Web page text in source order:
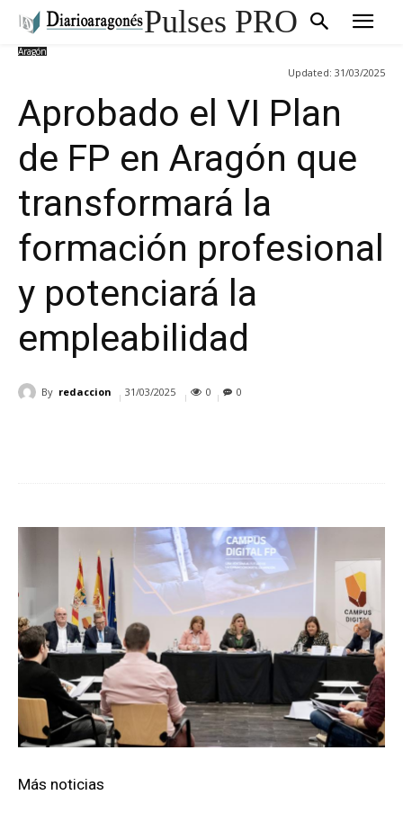
Pulses PRO
Aragón
Updated: 31/03/2025
Aprobado el VI Plan
de FP en Aragón que
transformará la
formación profesional
y potenciará la
empleabilidad
By redaccion 31/03/2025 0 0
Más noticias